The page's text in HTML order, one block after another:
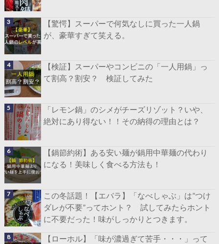
【驚愕】スーパーで何気なしに買った一人鍋
が、豪華すぎて笑える。
【検証】スーパーやコンビニの「一人用鍋」っ
て割高？割安？ 検証してみた
「レモン鍋」のシメがチーズリゾット？いや、
絶対にあり得ない！！その納得の理由とは？
【鍋節約術】ある安い麺が鍋用中華麺の代わり
になる！美味しく食べる方法も！
この冬話題！【エバラ】「なべしゃぶ」は”つけ
ダレが不要”ってホント？ 試してみたらホント
に不要だった！味がしっかりとつきます。
【ローホル】「味が濃過ぎて苦手・・・」って